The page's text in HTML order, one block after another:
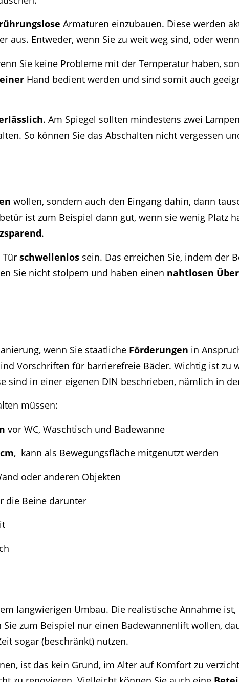
Armaturen einzubauen. Diese werden
aus. Entweder, wenn Sie zu weit weg sind, oder
Sie keine Probleme mit der Temperatur haben,
Hand bedient werden und sind somit auch
. Am Spiegel sollten mindestens zwei
So können Sie das Abschalten nicht vergessen
wollen, sondern auch den Eingang dahin, dann
ist zum Beispiel dann gut, wenn sie wenig Platz
.
Türschwellenlos sein. Das erreichen Sie, indem der
Sie nicht stolpern und haben einen nahtlosen
wenn Sie staatliche Förderungen in
Vorschriften für barrierefreie Bäder. Wichtig ist zu
sind in einer eigenen DIN beschrieben, nämlich in
müssen:
vor WC, Waschtisch und Badewanne
, kann als Bewegungsfläche mitgenutzt werden
oder anderen Objekten
darunter
langwierigen Umbau. Die realistische Annahme
zum Beispiel nur einen Badewannenlift wollen,
sogar (beschränkt) nutzen.
ist das kein Grund, im Alter auf Komfort zu